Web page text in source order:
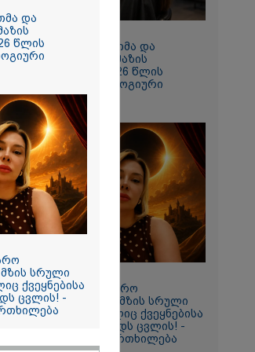
10:49 / 04-08-2026
როდის შევიჭრათ თმა და
მოვერიდოთ სილამაზის
პროცედურებს - 2026 წლის
აგვისტოს ასტროლოგიური
გზამკვლევი
11:42 / 07-08-2026
"12 აგვისტოს სამყარო
გადატრიალდება": მზის სრული
დაბნელება, რომელიც ქვეყნებისა
და ადამიანების ბედს ცვლის! -
ასტროლოგის გაფრთხილება
და
წლის
სრული
ქვეყნებისა
ცვლის! -